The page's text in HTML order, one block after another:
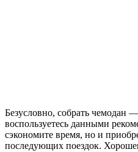
Безусловно, собрать чемодан
воспользуетесь данными
сэкономите время, но и
последующих поездок.